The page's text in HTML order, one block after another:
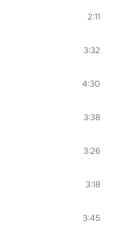
2:11
3:32
4:30
3:38
3:26
3:18
3:45